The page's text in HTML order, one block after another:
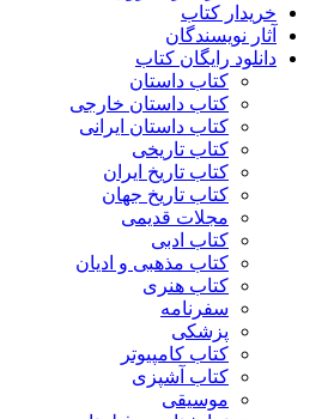
خریدار کتاب
آثار نویسندگان
دانلود رایگان کتاب
کتاب داستان
کتاب داستان خارجی
کتاب داستان ایرانی
کتاب تاریخی
کتاب تاریخ ایران
کتاب تاریخ جهان
مجلات قدیمی
کتاب ادبی
کتاب مذهبی و ادیان
کتاب هنری
سفرنامه
پزشکی
کتاب کامپیوتر
کتاب آشپزی
موسیقی